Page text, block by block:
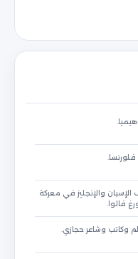
والإنجليز في معركة
فالوا.
وكاتب وشاعر حجازي.